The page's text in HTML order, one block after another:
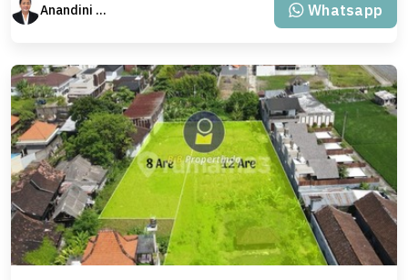
Anandini Property Whatsapp